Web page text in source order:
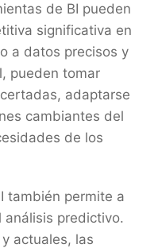
de BI pueden
significativa en
a datos precisos y
pueden tomar
adaptarse
cambiantes del
de los
también permite a
análisis predictivo.
actuales, las